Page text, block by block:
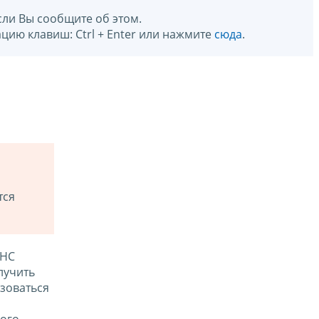
Вы сообщите об этом.
клавиш: Ctrl + Enter или нажмите сюда.